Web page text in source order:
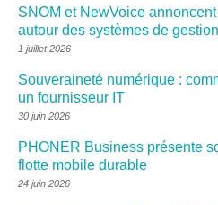
SNOM et NewVoice
autour des systèmes de
1 juillet 2026
Souveraineté numérique :
un fournisseur IT
30 juin 2026
PHONER Business présente
flotte mobile durable
24 juin 2026